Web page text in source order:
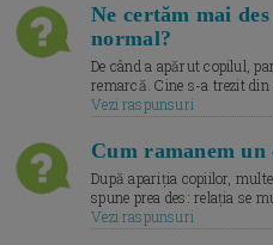
Ne certăm mai
normal?
De când a apărut copilul,
remarcă. Cine s-a trezit
Vezi raspunsuri
Cum ramanem
După apariția copiilor,
spune prea des: relația se
Vezi raspunsuri